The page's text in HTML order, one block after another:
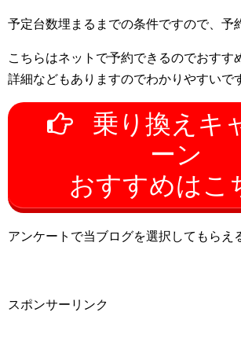
予定台数埋まるまでの条件ですので、予
こちらはネットで予約できるのでおすす
詳細などもありますのでわかりやすいで
乗り換えキ
ーン
おすすめはこ
アンケートで当ブログを選択してもらえ
スポンサーリンク